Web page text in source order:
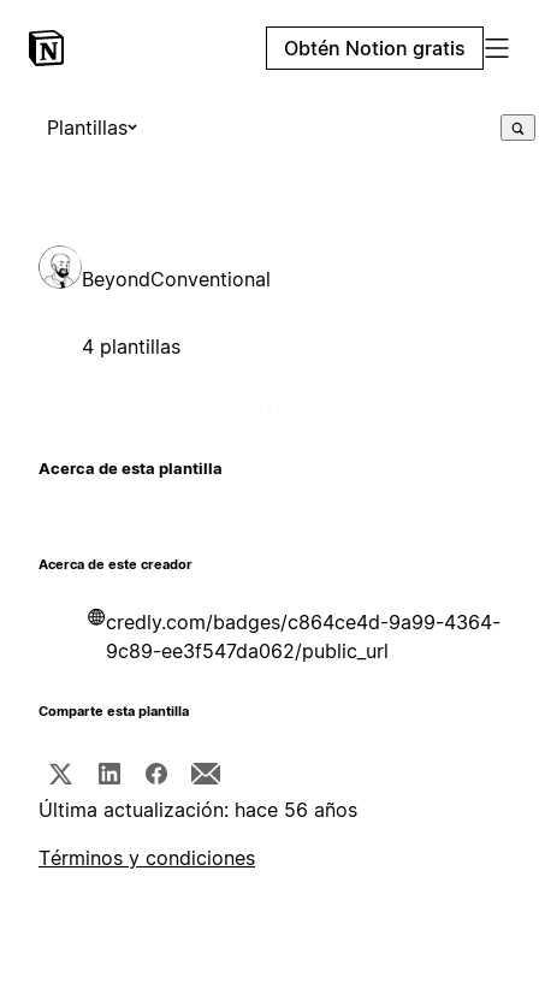
Obtén Notion gratis
Plantillas
BeyondConventional
4 plantillas
Acerca de esta plantilla
Acerca de este creador
credly.com/badges/c864ce4d-9a99-4364-
9c89-ee3f547da062/public_url
Comparte esta plantilla
Última actualización: hace 56 años
Términos y condiciones